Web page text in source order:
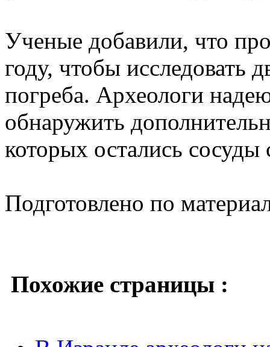
Ученые добавили, что
году, чтобы исследовать
погреба. Археологи
обнаружить
которых остались сосуды
Подготовлено по
Похожие страницы :